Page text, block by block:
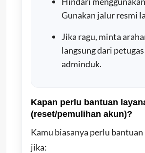
Gunakan jalur resmi
Jika ragu, minta
langsung dari
adminduk.
Kapan perlu bantuan
(reset/pemulihan akun)?
Kamu biasanya perlu bantuan
jika: